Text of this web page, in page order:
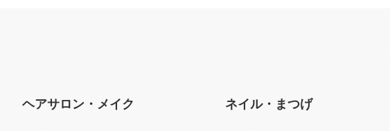
ヘアサロン・メイク ネイル・まつげ